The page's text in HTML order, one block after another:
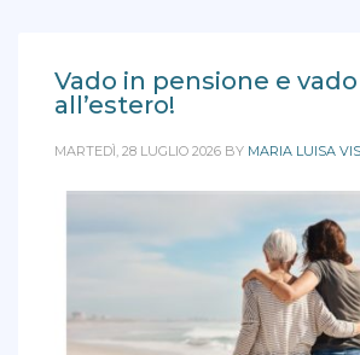
Vado in pensione e
all’estero!
MARTEDÌ, 28 LUGLIO 2026 BY MARIA LUISA